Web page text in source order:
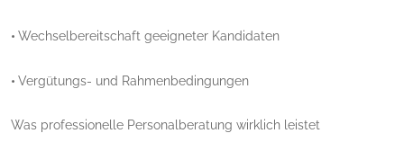
• Wechselbereitschaft geeigneter Kandidaten
• Vergütungs- und Rahmenbedingungen
Was professionelle Personalberatung wirklich leistet